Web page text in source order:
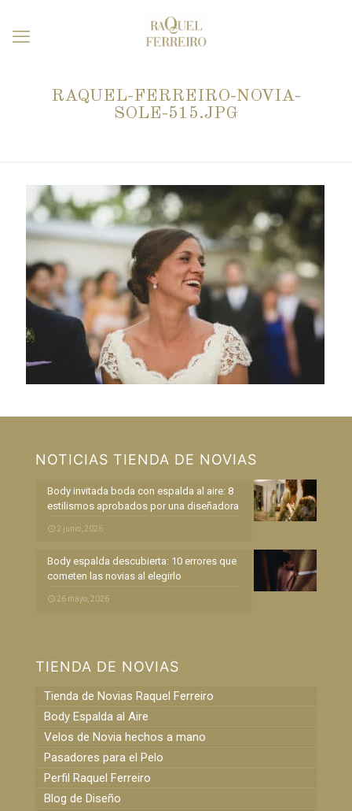
RAQUEL-FERREIRO-NOVIA-
SOLE-515.JPG
NOTICIAS TIENDA DE NOVIAS
Body invitada boda con espalda al aire: 8
estilismos aprobados por una diseñadora
2 junio, 2026
Body espalda descubierta: 10 errores que
cometen las novias al elegirlo
26 mayo, 2026
TIENDA DE NOVIAS
Tienda de Novias Raquel Ferreiro
Body Espalda al Aire
Velos de Novia hechos a mano
Pasadores para el Pelo
Perfil Raquel Ferreiro
Blog de Diseño